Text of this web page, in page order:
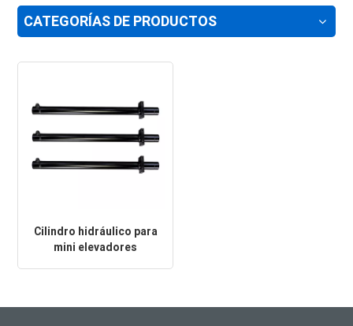
ar
CATEGORÍAS DE PRODUCTOS
Cilindro hidráulico para
mini elevadores